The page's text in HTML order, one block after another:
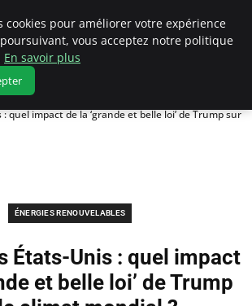
quel impact de la ‘grande et belle loi’ de Trump sur
ÉNERGIES RENOUVELABLES
États-Unis : quel impact
et belle loi’ de Trump
cookies pour améliorer votre expérience
vous acceptez notre politique
En savoir plus